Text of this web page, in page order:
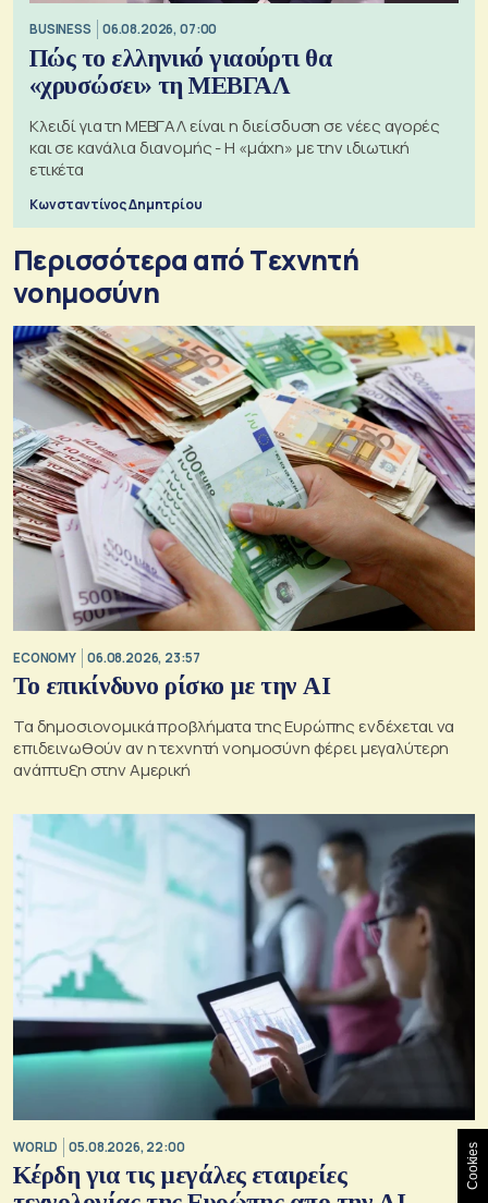
BUSINESS 06.08.2026, 07:00
Πώς το ελληνικό γιαούρτι θα
«χρυσώσει» τη ΜΕΒΓΑΛ
Κλειδί για τη ΜΕΒΓΑΛ είναι η διείσδυση σε νέες αγορές
και σε κανάλια διανομής - Η «μάχη» με την ιδιωτική
ετικέτα
Κωνσταντίνος Δημητρίου
Περισσότερα από Tεχνητή
νοημοσύνη
ECONOMY 06.08.2026, 23:57
Το επικίνδυνο ρίσκο με την ΑΙ
Τα δημοσιονομικά προβλήματα της Ευρώπης ενδέχεται να
επιδεινωθούν αν η τεχνητή νοημοσύνη φέρει μεγαλύτερη
ανάπτυξη στην Αμερική
WORLD 05.08.2026, 22:00
Κέρδη για τις μεγάλες εταιρείες
Cookies